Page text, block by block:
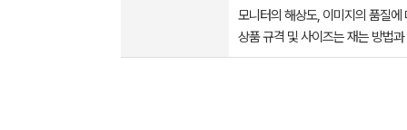
모니터의 해상도, 이미지의 품질
상품 규격 및 사이즈는 재는 방법